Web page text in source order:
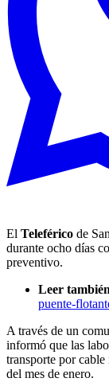
El Teleférico de
durante ocho días
preventivo.
Leer
puente-
A través de un
informó que las
transporte por
del mes de enero.